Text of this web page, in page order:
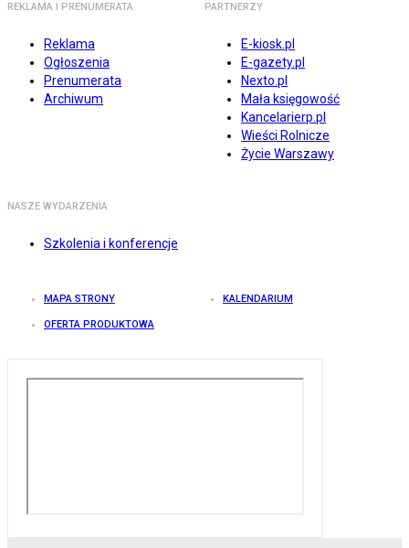
REKLAMA I PRENUMERATA
Reklama
Ogłoszenia
Prenumerata
Archiwum
PARTNERZY
E-kiosk.pl
E-gazety.pl
Nexto.pl
Mała księgowość
Kancelarierp.pl
Wieści Rolnicze
Życie Warszawy
NASZE WYDARZENIA
Szkolenia i konferencje
MAPA STRONY KALENDARIUM
OFERTA PRODUKTOWA